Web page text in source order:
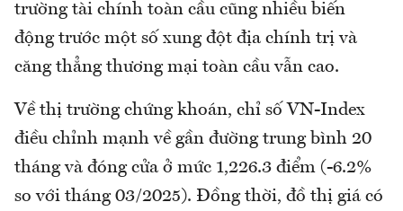
trường tài chính toàn cầu cũng nhiều biến
động trước một số xung đột địa chính trị và
căng thẳng thương mại toàn cầu vẫn cao.
Về thị trường chứng khoán, chỉ số VN-Index
điều chỉnh mạnh về gần đường trung bình 20
tháng và đóng cửa ở mức 1,226.3 điểm (-6.2%
so với tháng 03/2025). Đồng thời, đồ thị giá có